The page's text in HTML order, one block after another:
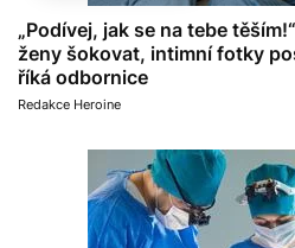
„Podívej, jak se na tebe
ženy šokovat, intimní fotky
říká odbornice
Redakce Heroine